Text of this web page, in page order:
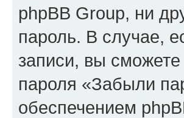
phpBB Group, ни
пароль. В случае,
записи, вы
пароля «Забыли
обеспечением